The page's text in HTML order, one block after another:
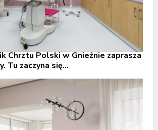
Chrztu Polski w Gnieźnie zaprasza
Tu zaczyna się...